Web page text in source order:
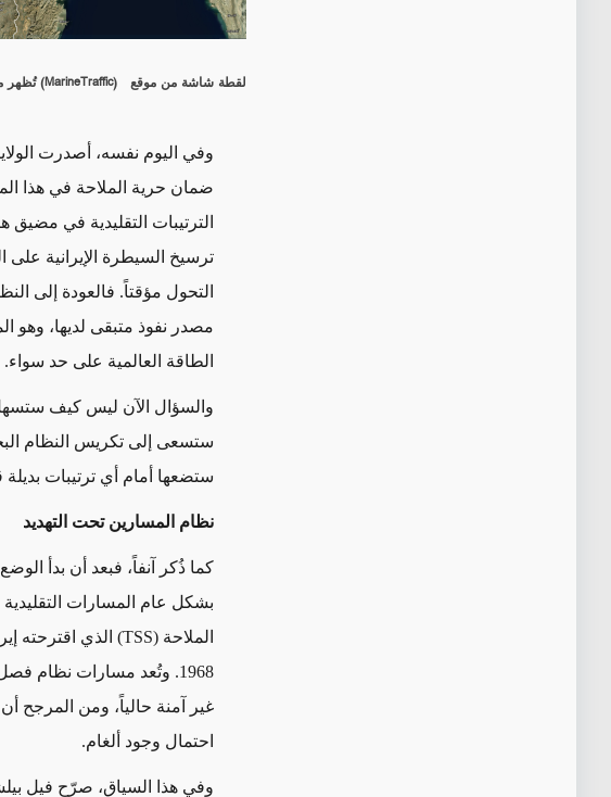
لقطة شاشة من موقع (MarineTraffic) تُظهر
وفي اليوم نفسه، أصدرت
ضمان حرية الملاحة في هذا
الترتيبات التقليدية في
ترسيخ السيطرة الإيرانية على
التحول مؤقتاً. فالعودة إلى
مصدر نفوذ متبقى لديها،
الطاقة العالمية على حد سواء.
والسؤال الآن ليس كيف
ستسعى إلى تكريس النظام
ستضعها أمام أي ترتيبات
نظام المسارين تحت التهديد
كما ذُكر آنفاً، فبعد أن بدأ
بشكل عام المسارات
الملاحة (TSS)
الذي اقترحته
1968. وتُعد مسارات نظام
غير آمنة حالياً، ومن المرجح
احتمال وجود ألغام.
وفي هذا السياق، صرّح فيل